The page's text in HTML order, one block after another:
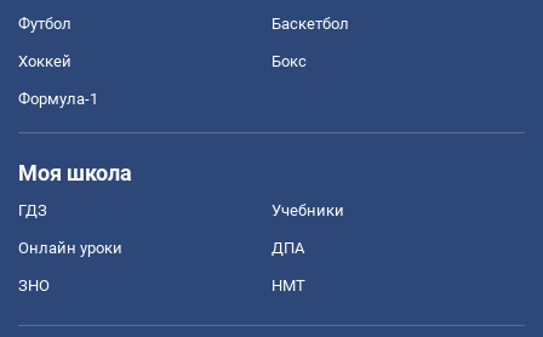
Футбол Баскетбол
Хоккей Бокс
Формула-1
Моя школа
ГДЗ Учебники
Онлайн уроки ДПА
ЗНО НМТ